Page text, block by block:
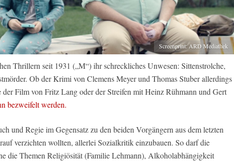
Screenprint: ARD Mediathek
Thrillern seit 1931 („M“) ihr schreckliches Unwesen: Sittenstrolche,
Ob der Krimi von Clemens Meyer und Thomas Stuber allerdings
Film von Fritz Lang oder der Streifen mit Heinz Rühmann und Gert
bezweifelt werden.
und Regie im Gegensatz zu den beiden Vorgängern aus dem letzten
verzichten wollten, allerlei Sozialkritik einzubauen. So darf die
die Themen Religiösität (Familie Lehmann), Alkoholabhängigkeit